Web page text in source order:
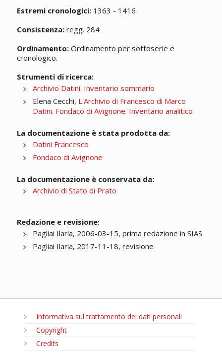
Estremi cronologici:1363 - 1416
Consistenza:regg. 284
Ordinamento:Ordinamento per sottoserie e
cronologico.
Strumenti di ricerca:
Archivio Datini. Inventario sommario
Elena Cecchi, L'Archivio di Francesco di Marco
Datini. Fondaco di Avignone. Inventario analitico
La documentazione è stata prodotta da:
Datini Francesco
Fondaco di Avignone
La documentazione è conservata da:
Archivio di Stato di Prato
Redazione e revisione:
Pagliai Ilaria, 2006-03-15, prima redazione in SIAS
Pagliai Ilaria, 2017-11-18, revisione
Informativa sul trattamento dei dati personali
Copyright
Credits